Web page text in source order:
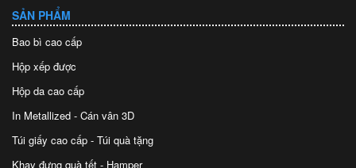
SẢN PHẨM
Bao bì cao cấp
Hộp xếp được
Hộp da cao cấp
In Metallized - Cán vân 3D
Túi giấy cao cấp - Túi quà tặng
Khay đựng quà tết - Hamper